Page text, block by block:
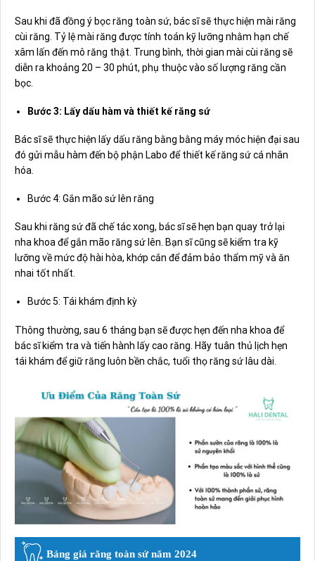
Sau khi đã đồng ý bọc răng toàn sứ, bác sĩ sẽ thực hiện mài răng
cùi răng. Tỷ lệ mài răng được tính toán kỹ lưỡng nhằm hạn chế
xâm lấn đến mô răng thật. Trung bình, thời gian mài cùi răng sẽ
diễn ra khoảng 20 – 30 phút, phụ thuộc vào số lượng răng cần
bọc.
Bước 3: Lấy dấu hàm và thiết kế răng sứ
Bác sĩ sẽ thực hiện lấy dấu răng bằng bằng máy móc hiện đại sau
đó gửi mẫu hàm đến bộ phận Labo để thiết kế răng sứ cá nhân
hóa.
Bước 4: Gắn mão sứ lên răng
Sau khi răng sứ đã chế tác xong, bác sĩ sẽ hẹn bạn quay trở lại
nha khoa để gắn mão răng sứ lên. Bạn sĩ cũng sẽ kiểm tra kỹ
lưỡng về mức độ hài hòa, khớp cắn để đảm bảo thẩm mỹ và ăn
nhai tốt nhất.
Bước 5: Tái khám định kỳ
Thông thường, sau 6 tháng bạn sẽ được hẹn đến nha khoa để
bác sĩ kiểm tra và tiến hành lấy cao răng. Hãy tuân thủ lịch hẹn
tái khám để giữ răng luôn bền chắc, tuổi thọ răng sứ lâu dài.
Bảng giá răng toàn sứ năm 2024